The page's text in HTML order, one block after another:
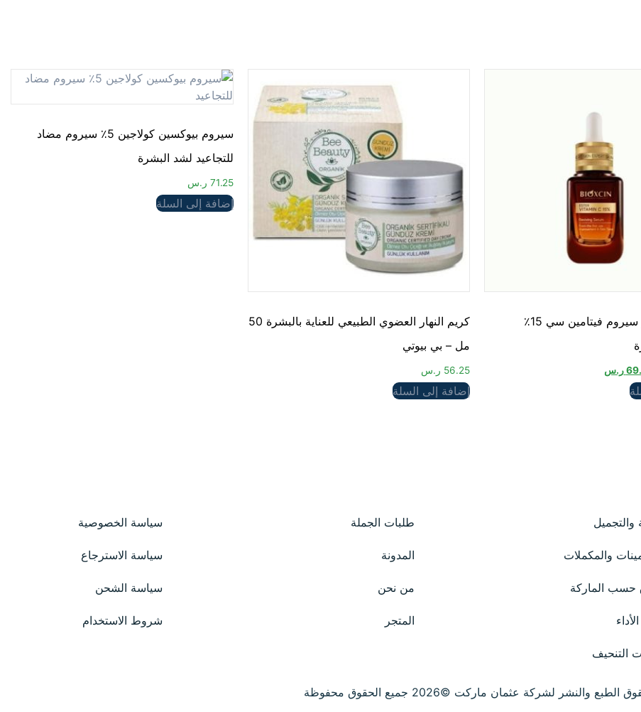
بيوكسين إستر سيروم فيتامين سي 15٪
ر.س
كريم النهار العضوي الطبيعي للعناية بالبشرة 50
مل – بي بيوتي
56.25 ر.س
إضافة إلى السلة
سيروم بيوكسين كولاجين 5٪ سيروم مضاد
للتجاعيد لشد البشرة
71.25 ر.س
إضافة إلى السلة
والتجميل
والمكملات
حسب الماركة
التنحيف
طلبات الجملة
المدونة
من نحن
المتجر
سياسة الخصوصية
سياسة الاسترجاع
سياسة الشحن
شروط الاستخدام
الطبع والنشر لشركة عثمان ماركت ©2026 جميع الحقوق محفوظة